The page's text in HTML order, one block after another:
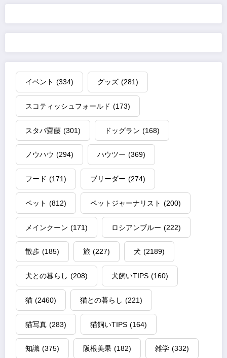
イベント (334) グッズ (281)
スコティッシュフォールド (173)
スタパ齋藤 (301) ドッグラン (168)
ノウハウ (294) ハウツー (369)
フード (171) ブリーダー (274)
ペット (812) ペットジャーナリスト (200)
メインクーン (171) ロシアンブルー (222)
散歩 (185) 旅 (227) 犬 (2189)
犬との暮らし (208) 犬飼いTIPS (160)
猫 (2460) 猫との暮らし (221)
猫写真 (283) 猫飼いTIPS (164)
知識 (375) 阪根美果 (182) 雑学 (332)